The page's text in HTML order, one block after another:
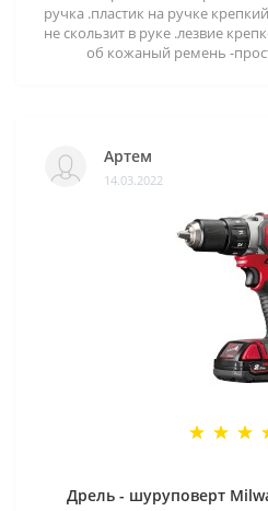
ручка .пластик на ручке
не скользит в руке .лезвие
об кожаный ремень -
Артем
14.03.2022
Дрель - шуруповерт